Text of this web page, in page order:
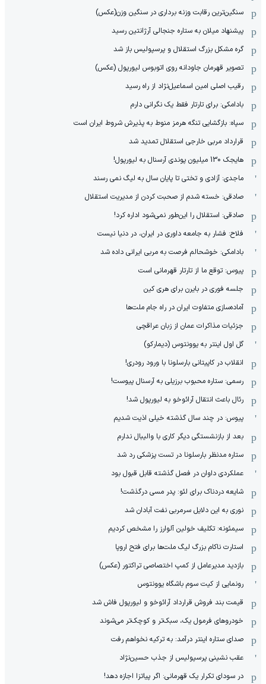
سنگین‌ترین رقابت وزنه برداری در سنگین وزن(عکس)
پیشنهاد میلان به ستاره جنجالی آرژانتین رسید
گره مشکل بزرگ استقلال و پرسپولیس باز شد
تصویر قهرمان جاودانه روی اتوبوس لیورپول (عکس)
رقیب اصلی امین اسماعیل‌نژاد از راه رسید
بادامکی: برای تارتار فقط یک نگرانی دارم
سپاه: بازگشایی تنگه هرمز منوط به پذیرش شروط ایران است
قرارداد مربی خارجی استقلال تمدید شد
هایجک 130 میلیون پوندی آرسنال به لیورپول!
ماجدی: آزادی و تختی تا پایان سال به لیگ نمی رسند
صادقی: خسته شدم از صحبت کردن از مدیریت استقلال
صادقی: استقلال را این‌طور نمی‌شود اداره کرد!
فلاح: فشار به جامعه داوری در ایران، در دنیا نیست
بادامکی: خوشحالم فرصت به مربی ایرانی داده شد
پیوس: توقع ما از تارتار قهرمانی است
جلسه فوری در بایرن برای هری کین
آماده‌سازی متفاوت ایران در راه جام ملت‌ها
جزئیات مذاکرات عمان از زبان عراقچی
گل اول اینتر به یوونتوس (دیمارکو)
انقلاب در کاپیتانی بارسلونا با ورود رودری!
رسمی: ستاره محبوب برزیلی به آرسنال پیوست!
رئال باعث انتقال آرائوخو به لیورپول شد!
پیوس: در چند سال گذشته خیلی اذیت شدیم
بعد از بازنشستگی دیگر کاری با والیبال ندارم
ستاره مدنظر بارسلونا در تست پزشکی رد شد
عملکردی داوان در فصل گذشته قابل قبول بود
شایعه دردناک برای لئو: پدر مسی درگذشت!
نوری به این دلایل سرمربی نفت آبادان شد
سیمئونه: تکلیف خولین آلوارز را مشخص کردیم
استارت ناکام بزرگ لیگ ملت‌ها برای فتح اروپا
بازدید مدیرعامل از کمپ اختصاصی تراکتور (عکس)
رونمایی از کیت سوم باشگاه یوونتوس
قیمت بند فروش قرارداد آرائوخو و لیورپول فاش شد
خودروهای فرمول یک، سبک‌تر و کوچک‌تر می‌شوند
صدای ستاره اینتر درآمد: به ترکیه نخواهم رفت
عقب نشینی پرسپولیس از جذب حسین‌نژاد
در سودای تکرار یک قهرمانی: اگر پیاتزا اجازه دهد!